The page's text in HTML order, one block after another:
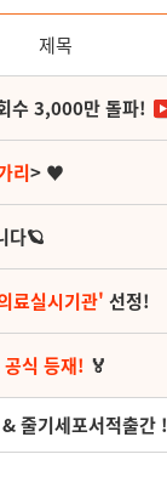
제목
수 3,000만 돌파!
리> ♥
다🪐
료실시기관' 선정!
식 등재! 🏅
줄기세포서적출간 !